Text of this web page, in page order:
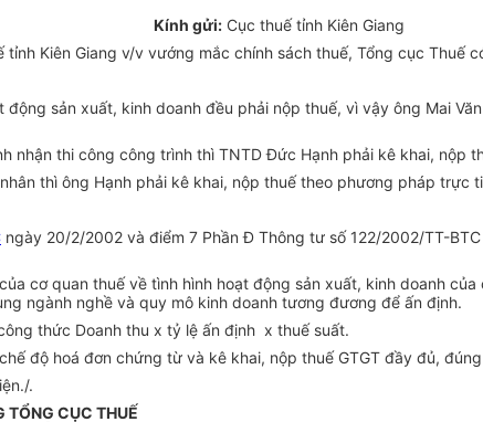
Kính gửi:Cục thuế tỉnh Kiên Giang
Kiên Giang v/v vướng mắc chính sách thuế, Tổng cục Thuế
sản xuất, kinh doanh đều phải nộp thuế, vì vậy ông Mai
nhận thi công công trình thì TNTD Đức Hạnh phải kê khai, nộp
thì ông Hạnh phải kê khai, nộp thuế theo phương pháp trực
ngày 20/2/2002 và điểm 7 Phần Đ Thông tư số 122/2002/TT-
cơ quan thuế về tình hình hoạt động sản xuất, kinh doanh
ngành nghề và quy mô kinh doanh tương đương để ấn định.
thức Doanh thu x tỷ lệ ấn định x thuế suất.
độ hoá đơn chứng từ và kê khai, nộp thuế GTGT đầy đủ,
.
TỔNG CỤC THUẾ